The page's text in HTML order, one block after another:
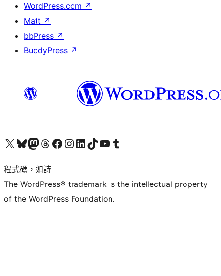
WordPress.com ↗
Matt ↗
bbPress ↗
BuddyPress ↗
查看我們的 X (之前的 Twitter) 帳號造訪我們的 Bluesky 帳號造訪我們的 Mastodon 帳號造訪我們的 Threads 帳號 造訪我們的 Facebook 粉絲專頁Visit our Instagram account
Visit our LinkedIn account
造訪我們的 TikTok 帳號Visit our YouTube channel
造訪我們的 Tumblr 帳號
程式碼，如詩
The WordPress® trademark is the intellectual property
of the WordPress Foundation.